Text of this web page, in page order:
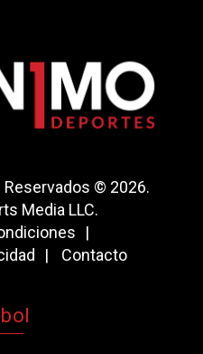
© 2026.
Media LLC.
Contacto